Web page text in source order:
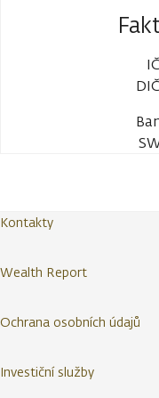
Kontakty
Wealth Report
Ochrana osobních údajů
Investiční služby